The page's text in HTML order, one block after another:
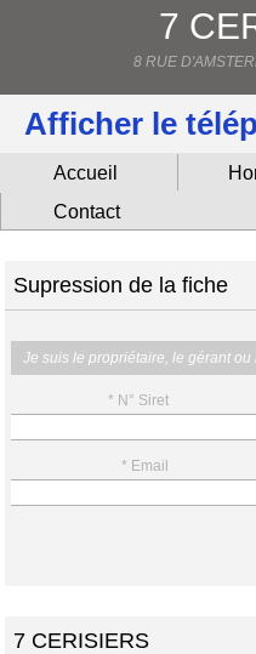
7
8 RUE
Afficher le
Accueil
Contact
Supression de la fiche
Je suis le propriétaire, le gérant
* N° Siret
* Email
7 CERISIERS